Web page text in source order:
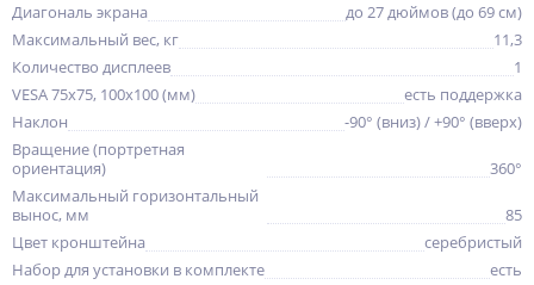
Диагональ экрана
до 27 дюймов (до 69 см)
Максимальный вес, кг
11,3
Количество дисплеев
1
VESA 75x75, 100x100 (мм)
есть поддержка
Наклон
-90° (вниз) / +90° (вверх)
Вращение (портретная
ориентация)
360°
Максимальный горизонтальный
вынос, мм
85
Цвет кронштейна
серебристый
Набор для установки в комплекте
есть